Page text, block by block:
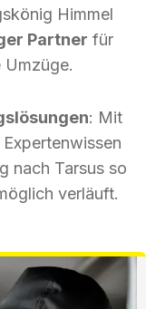
Himmel
Partner für
Umzüge.
: Mit
nach Tarsus so
verläuft.